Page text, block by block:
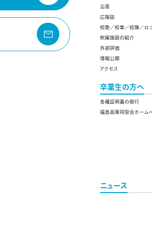
沿革
広報誌
校歌／校章／校旗／ロ
附属施設の紹介
外部評価
情報公開
アクセス
卒業生の方へ
各種証明書の発行
福島高専同窓会ホーム
ニュース